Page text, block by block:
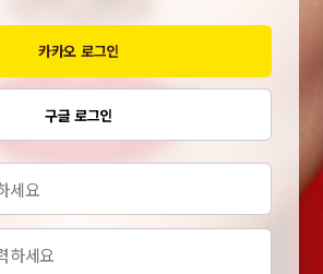
카카오 로그인
구글 로그인